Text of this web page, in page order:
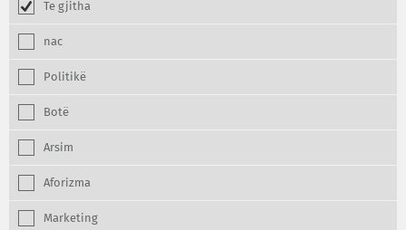
Te gjitha
nac
Politikë
Botë
Arsim
Aforizma
Marketing